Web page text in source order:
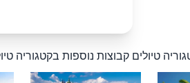
טיולים קבוצות נוספות בקטגוריה